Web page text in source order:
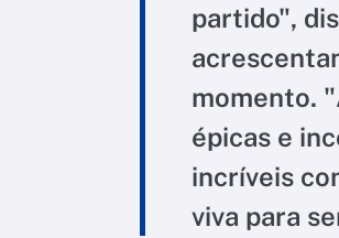
partido",
momento.
épicas e
incríveis
viva para